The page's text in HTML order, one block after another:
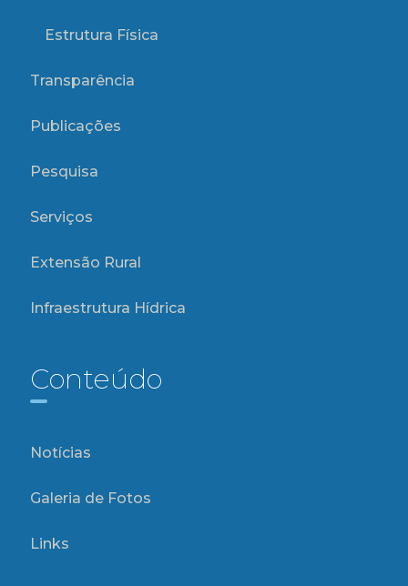
Estrutura Física
Transparência
Publicações
Pesquisa
Serviços
Extensão Rural
Infraestrutura Hídrica
Conteúdo
Notícias
Galeria de Fotos
Links